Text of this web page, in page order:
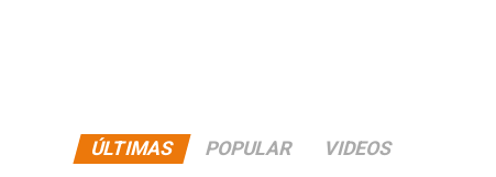
ÚLTIMAS POPULAR VIDEOS